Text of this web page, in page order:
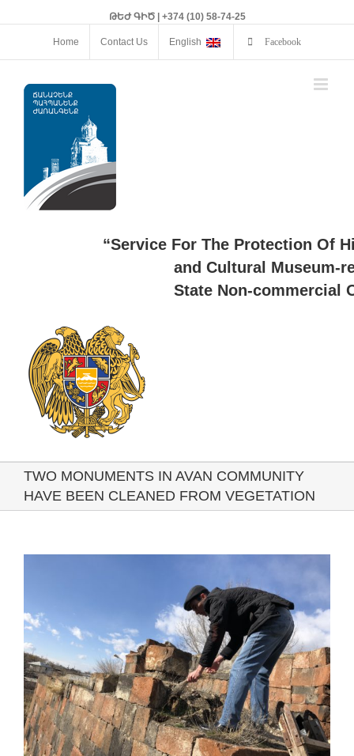
ԹԵԺ ԳԻԾ | +374 (10) 58-74-25
Home Contact Us English Facebook
“Service For The Protection Of
and Cultural Museum-
State Non-commercial
TWO MONUMENTS IN AVAN COMMUNITY
HAVE BEEN CLEANED FROM VEGETATION